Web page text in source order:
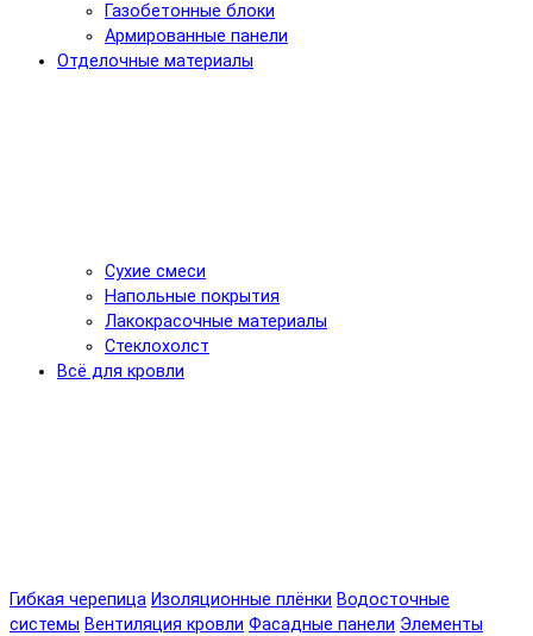
Газобетонные блоки
Армированные панели
Отделочные материалы
Сухие смеси
Напольные покрытия
Лакокрасочные материалы
Стеклохолст
Всё для кровли
Гибкая черепица Изоляционные плёнки Водосточные
системы Вентиляция кровли Фасадные панели Элементы